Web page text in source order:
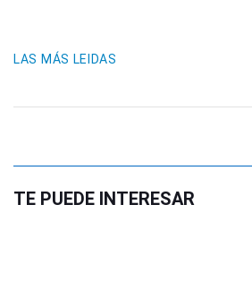
LAS MÁS LEIDAS
TE PUEDE INTERESAR